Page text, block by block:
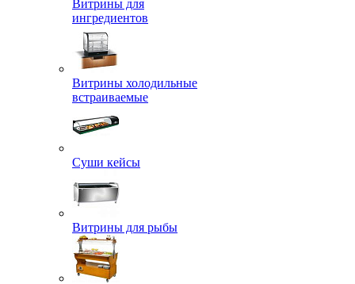
Витрины для
ингредиентов
Витрины холодильные
встраиваемые
Суши кейсы
Витрины для рыбы